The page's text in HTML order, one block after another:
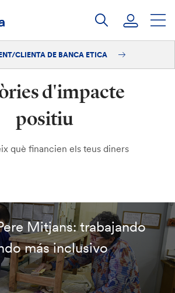
CLIENTA DE BANCA ETICA
d'impacte
positiu
què financien els teus diners
Mitjans: trabajando
más inclusivo